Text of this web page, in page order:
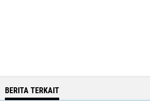
BERITA TERKAIT